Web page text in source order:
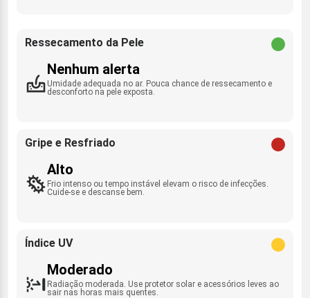
Ressecamento da Pele
Nenhum alerta
Umidade adequada no ar. Pouca chance de ressecamento e
desconforto na pele exposta.
Gripe e Resfriado
Alto
Frio intenso ou tempo instável elevam o risco de infecções.
Cuide-se e descanse bem.
Índice UV
Moderado
Radiação moderada. Use protetor solar e acessórios leves ao
sair nas horas mais quentes.